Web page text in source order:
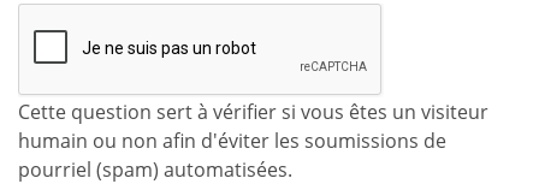
Cette question sert à vérifier si vous êtes un visiteur
humain ou non afin d'éviter les soumissions de
pourriel (spam) automatisées.